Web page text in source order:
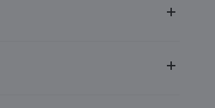
5, пом. 39, ком. 1